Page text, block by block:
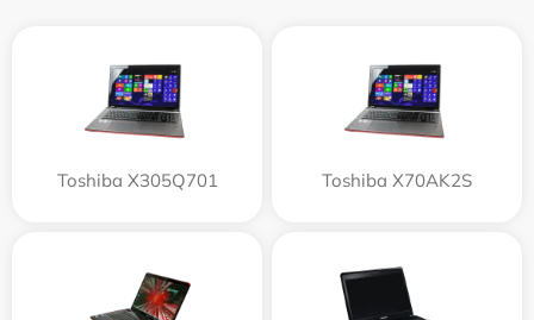
Toshiba X305Q701 Toshiba X70AK2S